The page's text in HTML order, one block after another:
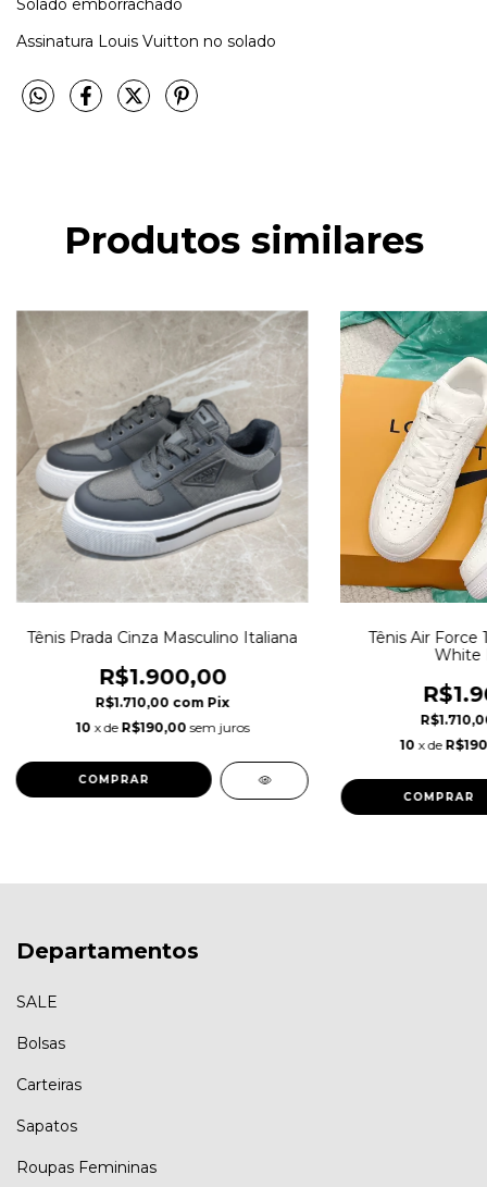
Solado emborrachado
Assinatura Louis Vuitton no solado
Produtos similares
Tênis Prada Cinza Masculino Italiana
R$1.900,00
R$1.710,00 com Pix
10 x de R$190,00 sem juros
COMPRAR
Tênis Air Force
White
10 x de
COMPRAR
Departamentos
SALE
Bolsas
Carteiras
Sapatos
Roupas Femininas